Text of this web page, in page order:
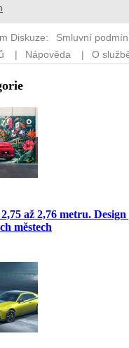
až 2,76 metru.
městech